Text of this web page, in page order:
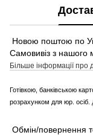
Новою поштою по
Самовивіз з нашого
Більше інформації про
Готівкою, банківською
розрахунком для юр. осіб.
Обмін/повернення